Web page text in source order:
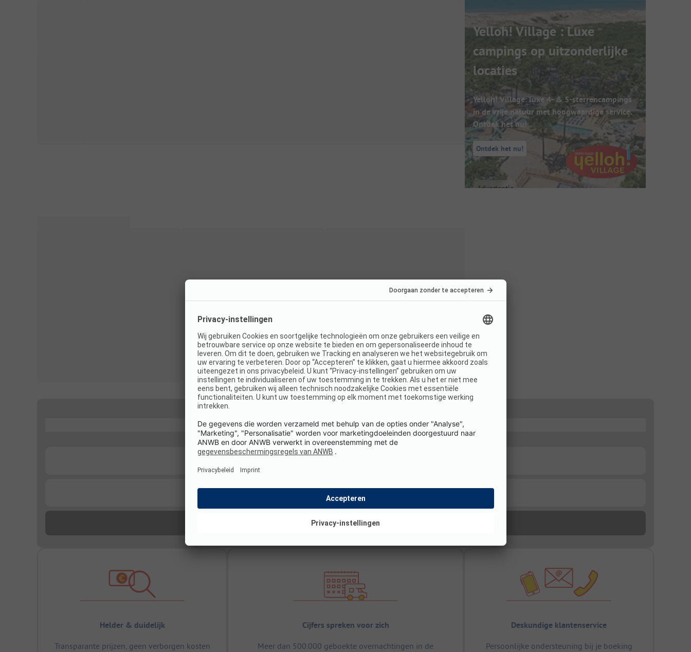
Yelloh! Village : Luxe
campings op uitzonderlijke
locaties
Yelloh! Village: luxe 4- & 5-sterrencampings
in de vrije natuur met hoogwaardige service.
Ontdek het nu!
Ontdek het nu!
Helder & duidelijk
Transparante prijzen, geen verborgen kosten
Cijfers spreken voor zich
Meer dan 500.000 geboekte overnachtingen in de
Deskundige klantenservice
Persoonlijke ondersteuning bij je boeking